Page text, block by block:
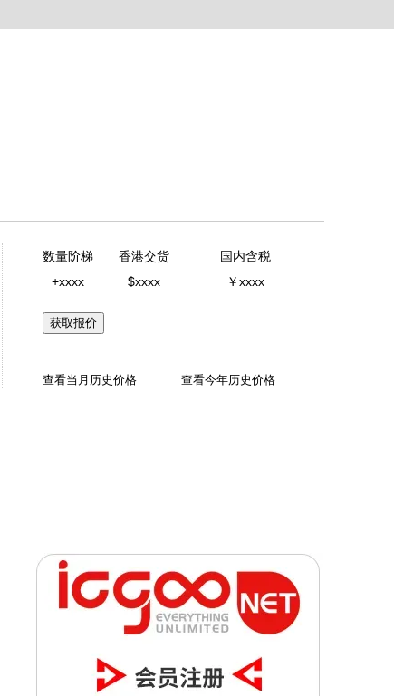
数量阶梯 香港交货
国内含税
+xxxx
$xxxx ￥xxxx
获取报价
查看当月历史价格 查看今年历史价格